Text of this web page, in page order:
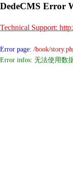
DedeCMS Error
Technical Support:
Error page: /book/
Error infos: 无法使用数